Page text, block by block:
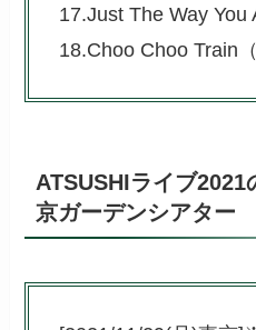
17.Just The Way You
18.Choo Choo Train
ATSUSHIライブ
京ガーデンシアター